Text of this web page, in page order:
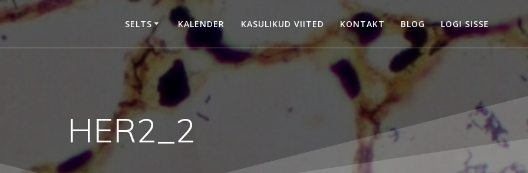
SELTS KALENDER KASULIKUD VIITED KONTAKT BLOG LOGI SISSE
HER2_2